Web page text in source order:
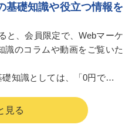
基礎知識や役立つ情報を
と、会員限定で、Webマーケ
識のコラムや動画をご覧いた
知識としては、「0円でも集
発信のコツ」、「リスティ
をご用意しております。